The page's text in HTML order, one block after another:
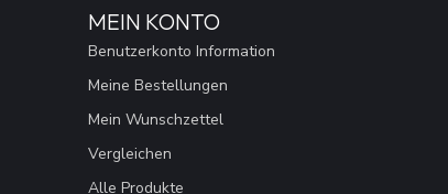
MEIN KONTO
Benutzerkonto Information
Meine Bestellungen
Mein Wunschzettel
Vergleichen
Alle Produkte